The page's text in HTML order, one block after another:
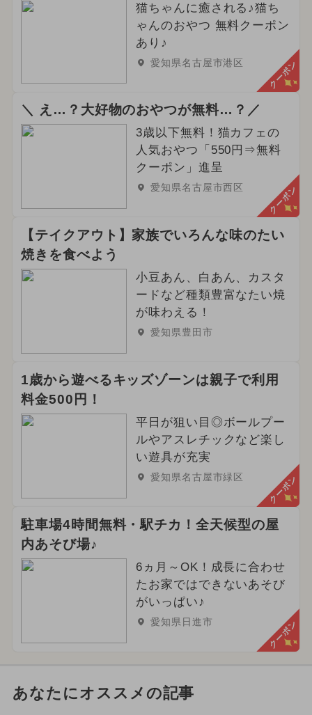
猫ちゃんに癒される♪猫ち
ゃんのおやつ 無料クーポン
あり♪
愛知県名古屋市港区 クーポン
＼ え…？大好物のおやつが無料…？／
3歳以下無料！猫カフェの
人気おやつ「550円⇒無料
クーポン」進呈
愛知県名古屋市西区 クーポン
【テイクアウト】家族でいろんな味のたい
焼きを食べよう
小豆あん、白あん、カスタ
ードなど種類豊富なたい焼
が味わえる！
愛知県豊田市
1歳から遊べるキッズゾーンは親子で利用
料金500円！
平日が狙い目◎ボールプー
ルやアスレチックなど楽し
い遊具が充実
愛知県名古屋市緑区 クーポン
駐車場4時間無料・駅チカ！全天候型の屋
内あそび場♪
6ヵ月～OK！成長に合わせ
たお家ではできないあそび
がいっぱい♪
愛知県日進市 クーポン
あなたにオススメの記事